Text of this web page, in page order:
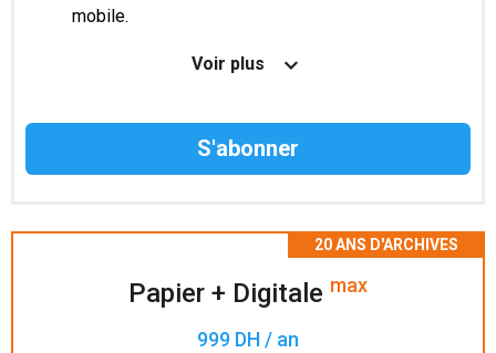
mobile.
Le magazine TelQuel en numérique avant la sortie
Voir plus
Papier + Digitale max
999 DH / an